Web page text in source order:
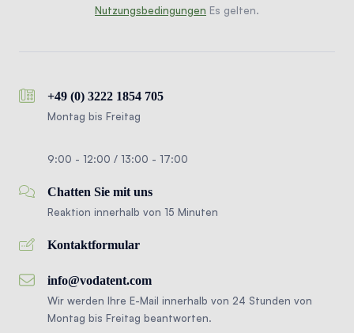
Nutzungsbedingungen Es gelten.
+49 (0) 3222 1854 705
Montag bis Freitag
9:00 - 12:00 / 13:00 - 17:00
Chatten Sie mit uns
Reaktion innerhalb von 15 Minuten
Kontaktformular
info@vodatent.com
Wir werden Ihre E-Mail innerhalb von 24 Stunden von
Montag bis Freitag beantworten.